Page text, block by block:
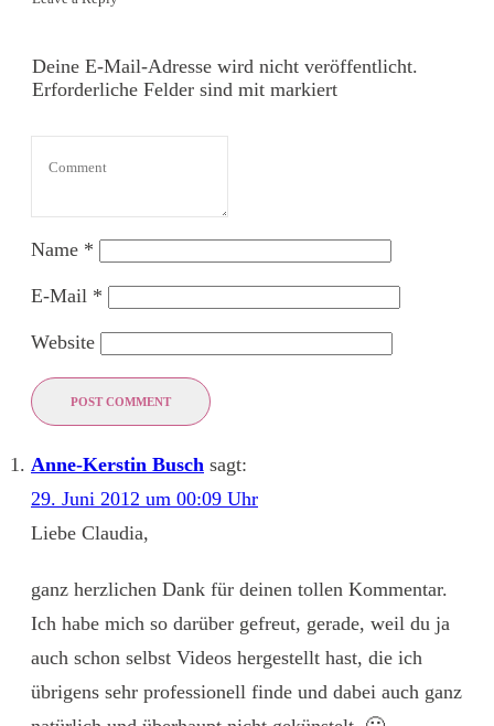
Deine E-Mail-Adresse wird nicht veröffentlicht.
Erforderliche Felder sind mit markiert
Name *
E-Mail *
Website
POST COMMENT
Anne-Kerstin Busch sagt:
29. Juni 2012 um 00:09 Uhr
Liebe Claudia,
ganz herzlichen Dank für deinen tollen Kommentar.
Ich habe mich so darüber gefreut, gerade, weil du ja
auch schon selbst Videos hergestellt hast, die ich
übrigens sehr professionell finde und dabei auch ganz